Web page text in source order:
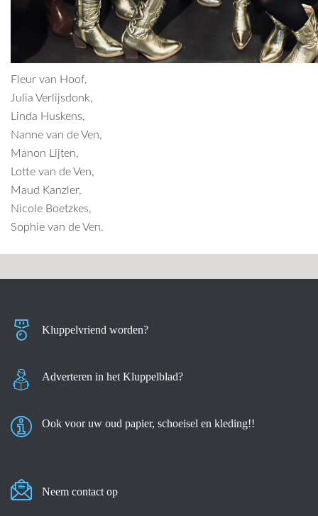
Fleur van Hoof,
Julia Verlijsdonk,
Linda Huskens,
Nanne van de Ven,
Manon Lijten,
Lotte van de Ven,
Maud Kanzler,
Nicole Boetzkes,
Sophie van de Ven.
Kluppelvriend worden?
Adverteren in het Kluppelblad?
Ook voor uw oud papier, schoeisel en kleding!!
Neem contact op